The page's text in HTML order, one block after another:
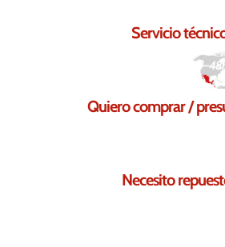
Servicio
Respuesta en
Quiero comprar /
Necesito